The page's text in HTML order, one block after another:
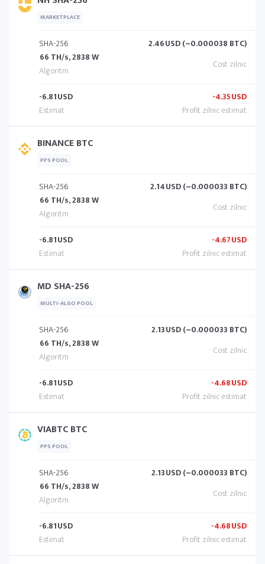
MARKETPLACE
SHA-256
66 TH/s, 2838 W
2.46USD (~0.000038 BTC)
-6.81USD -4.35USD
BINANCE BTC
PPS POOL
SHA-256
66 TH/s, 2838 W
2.14USD (~0.000033 BTC)
-6.81USD -4.67USD
MD SHA-256
MULTI-ALGO POOL
SHA-256
66 TH/s, 2838 W
2.13USD (~0.000033 BTC)
-6.81USD -4.68USD
VIABTC BTC
PPS POOL
SHA-256
66 TH/s, 2838 W
2.13USD (~0.000033 BTC)
-6.81USD -4.68USD